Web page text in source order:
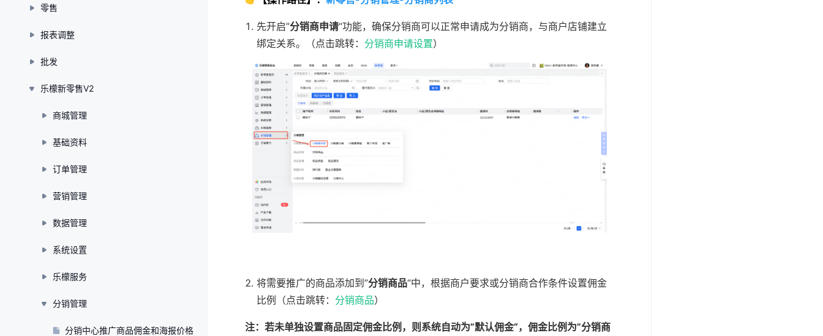
零售
报表调整
批发
乐檬新零售V2
商城管理
基础资料
订单管理
营销管理
数据管理
系统设置
乐檬服务
分销管理
分销中心推广商品佣金和海报价格
先开启”分销商申请“功能，确保分销商可以正常申请成为分销商，与商户店铺建立
绑定关系。（点击跳转： 分销商申请设置）
将需要推广的商品添加到”分销商品“中，根据商户要求或分销商合作条件设置佣金
比例（点击跳转： 分销商品）
注：若未单独设置商品固定佣金比例，则系统自动为”默认佣金“，佣金比例为”分销商